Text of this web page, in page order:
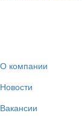
О компании
Новости
Вакансии